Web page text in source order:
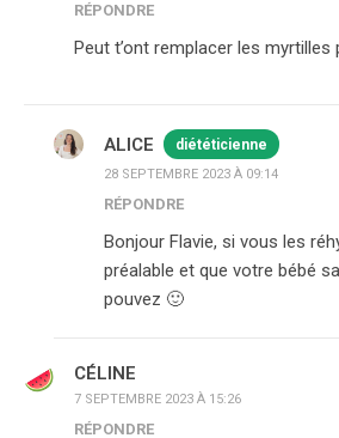
RÉPONDRE
Peut t’ont remplacer les
ALICE diététicienne
28 SEPTEMBRE 2023 À 09:14
RÉPONDRE
Bonjour Flavie, si vous les
préalable et que votre bébé
pouvez 🙂
CÉLINE
7 SEPTEMBRE 2023 À 15:26
RÉPONDRE